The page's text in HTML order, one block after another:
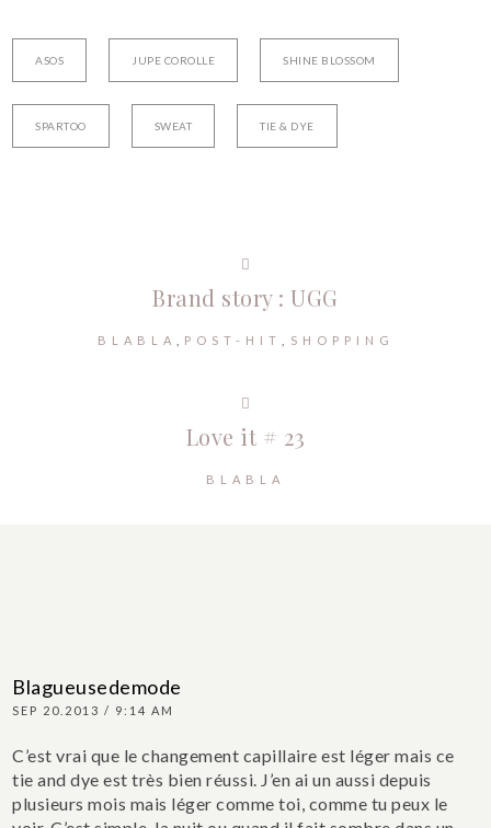
ASOS JUPE COROLLE SHINE BLOSSOM
SPARTOO SWEAT TIE & DYE
Brand story : UGG
BLABLA POST-HIT SHOPPING
Love it # 23
BLABLA
Blagueusedemode
SEP 20.2013 / 9:14 AM
C’est vrai que le changement capillaire est léger mais ce
tie and dye est très bien réussi. J’en ai un aussi depuis
plusieurs mois mais léger comme toi, comme tu peux le